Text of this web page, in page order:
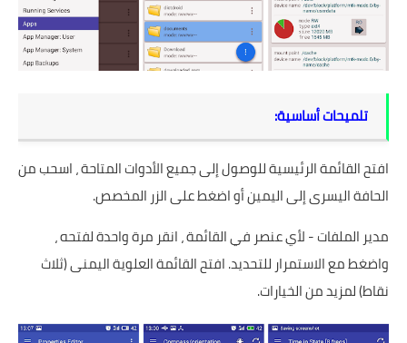
تلميحات أساسية:
افتح القائمة الرئيسية للوصول إلى جميع الأدوات المتاحة ، اسحب من
الحافة اليسرى إلى اليمين أو اضغط على الزر المخصص.
مدير الملفات - لأي عنصر في القائمة ، انقر مرة واحدة لفتحه ،
واضغط مع الاستمرار للتحديد. افتح القائمة العلوية اليمنى (ثلاث
نقاط) لمزيد من الخيارات.